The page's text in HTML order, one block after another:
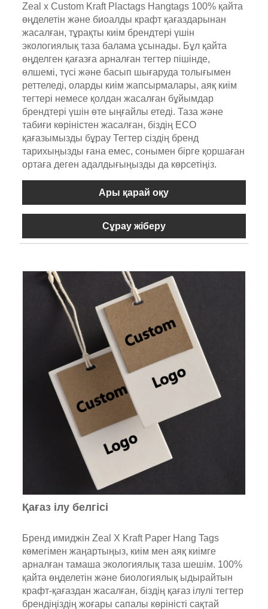
Zeal x Custom Kraft Plactags Hangtags 100% қайта
өңделетін және биоалды крафт қағаздарынан
жасалған, тұрақты киім брендтері үшін
экологиялық таза балама ұсынады. Бұл қайта
өңделген қағазға арналған тегтер пішінде,
өлшемі, түсі және басып шығаруда толығымен
реттеледі, оларды киім жапсырмалары, аяқ киім
тегтері немесе қолдан жасалған бұйымдар
брендтері үшін өте ыңғайлы етеді. Таза және
табиғи көріністен жасалған, біздің ECO
қағазымызды бұрау Тегтер сіздің бренд
тарихыңызды ғана емес, сонымен бірге қоршаған
ортаға деген адалдығыңызды да көрсетіңіз.
Ары қарай оқу
Сұрау жіберу
Қағаз ілу белгісі
Бренд имиджін Zeal X Kraft Paper Hang Tags
көмегімен жаңартыңыз, киім мен аяқ киімге
арналған тамаша экологиялық таза шешім. 100%
қайта өңделетін және биологиялық ыдырайтын
крафт-қағаздан жасалған, біздің қағаз ілулі тегтер
брендіңіздің жоғары сапалы көріністі сақтай